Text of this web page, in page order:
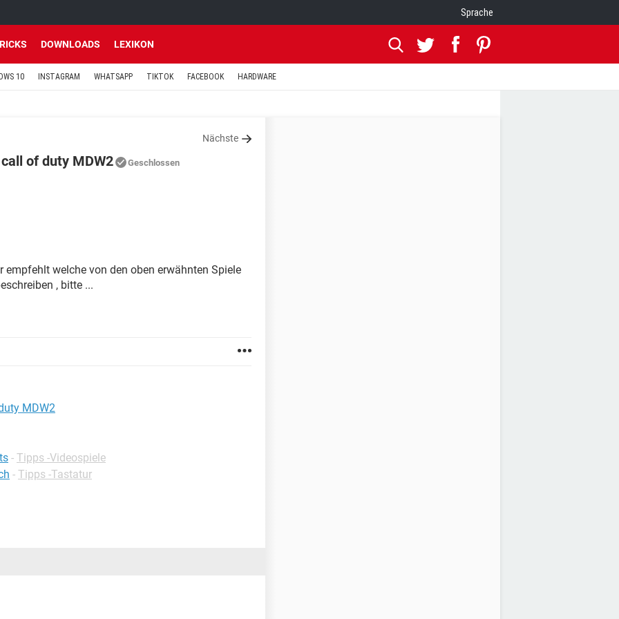
Sprache
DOWNLOADS LEXIKON
10 INSTAGRAM WHATSAPP TIKTOK FACEBOOK HARDWARE
Nächste
of duty MDW2 Geschlossen
empfehlt welche von den oben erwähnten Spiele
, bitte ...
MDW2
- Tipps -Videospiele
- Tipps -Tastatur